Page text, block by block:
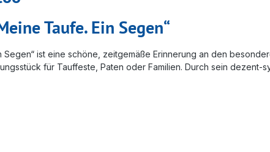
Taufe. Ein Segen“
ist eine schöne, zeitgemäße Erinnerung an den
für Tauffeste, Paten oder Familien. Durch sein